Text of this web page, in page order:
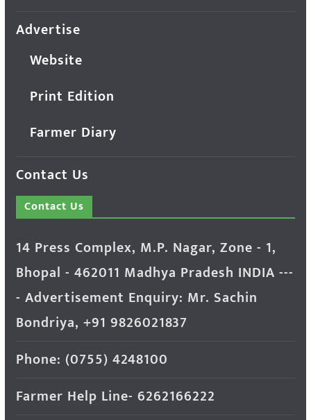
Advertise
Website
Print Edition
Farmer Diary
Contact Us
Contact Us
14 Press Complex, M.P. Nagar, Zone - 1,
Bhopal - 462011 Madhya Pradesh INDIA ---
- Advertisement Enquiry: Mr. Sachin
Bondriya, +91 9826021837
Phone: (0755) 4248100
Farmer Help Line- 6262166222